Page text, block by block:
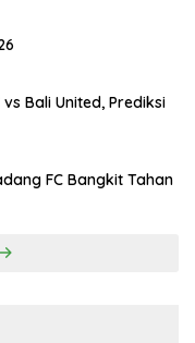
Bali United, Prediksi
FC Bangkit Tahan